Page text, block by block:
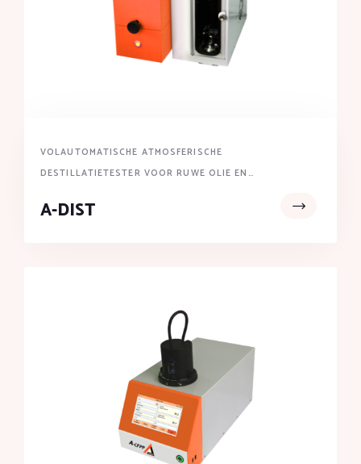
VOLAUTOMATISCHE ATMOSFERISCHE
DESTILLATIETESTER VOOR RUWE OLIE EN
A-DIST